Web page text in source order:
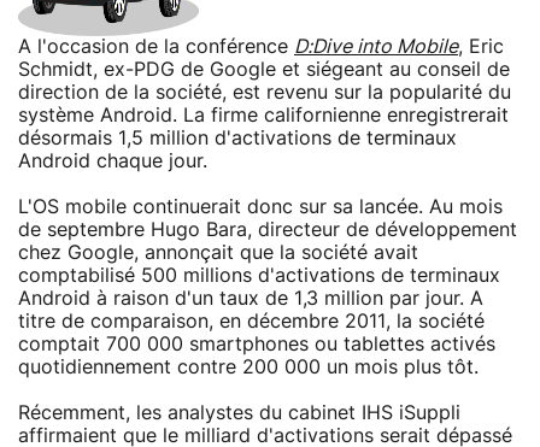
A l'occasion de la conférence D:Dive into Mobile, Eric
Schmidt, ex-PDG de Google et siégeant au conseil de
direction de la société, est revenu sur la popularité du
système Android. La firme californienne enregistrerait
désormais 1,5 million d'activations de terminaux
Android chaque jour.
L'OS mobile continuerait donc sur sa lancée. Au mois
de septembre Hugo Bara, directeur de développement
chez Google, annonçait que la société avait
comptabilisé 500 millions d'activations de terminaux
Android à raison d'un taux de 1,3 million par jour. A
titre de comparaison, en décembre 2011, la société
comptait 700 000 smartphones ou tablettes activés
quotidiennement contre 200 000 un mois plus tôt.
Récemment, les analystes du cabinet IHS iSuppli
affirmaient que le milliard d'activations serait dépassé